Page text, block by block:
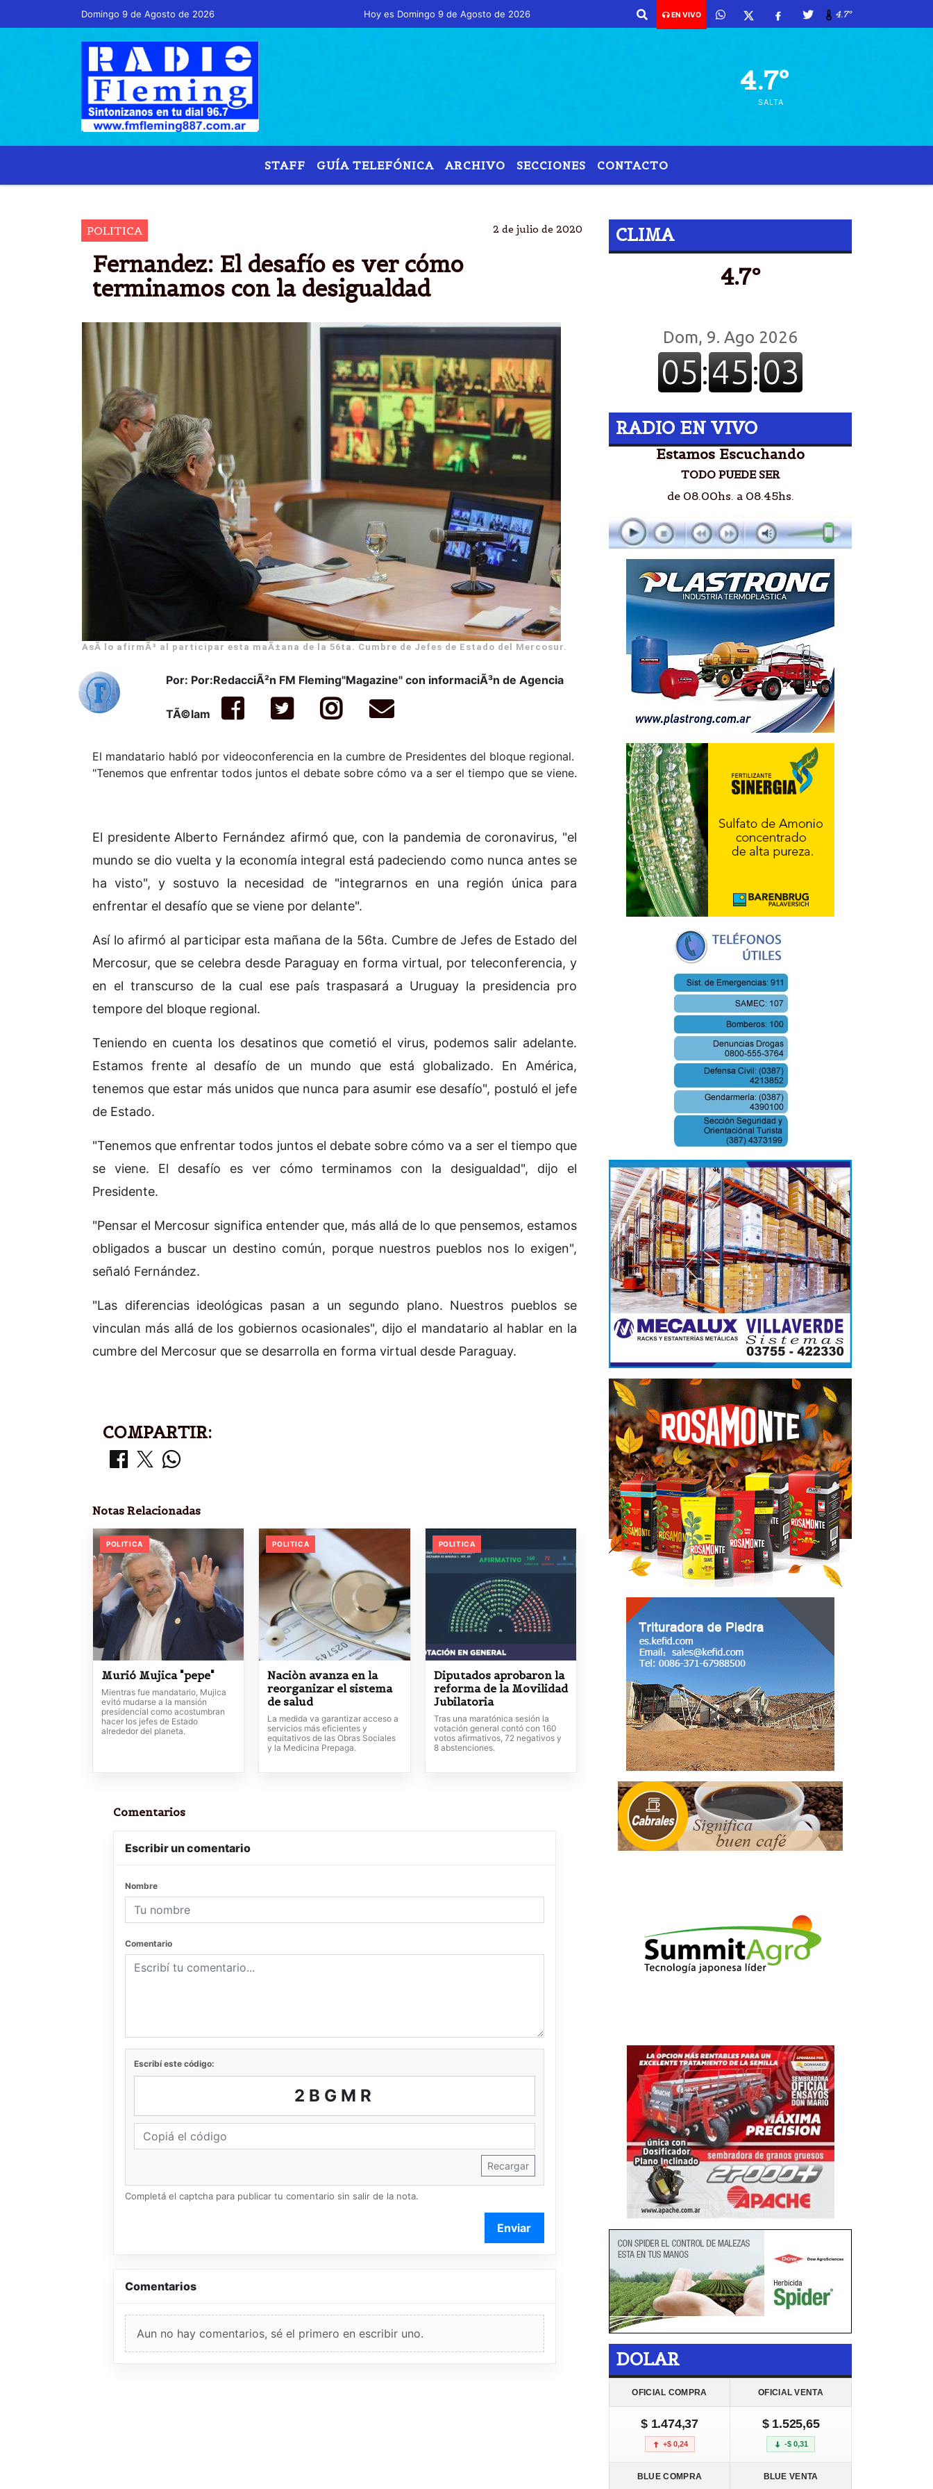
Domingo 9 de Agosto de 2026 Hoy es Domingo 9 de Agosto de 2026 y son las 08:44 - EN VIVO 4.7º
4.7º
SALTA
STAFF GUÍA TELEFÓNICA ARCHIVO SECCIONES CONTACTO
POLITICA 2 de julio de 2020
Fernandez: El desafío es ver cómo
terminamos con la desigualdad
AsÃ­ lo afirmÃ³ al participar esta maÃ±ana de la 56ta. Cumbre de Jefes de Estado del Mercosur.
Por: Por:RedacciÃ²n FM Fleming"Magazine" con informaciÃ³n de Agencia
TÃ©lam
El mandatario habló por videoconferencia en la cumbre de Presidentes del bloque regional.
"Tenemos que enfrentar todos juntos el debate sobre cómo va a ser el tiempo que se viene.
El presidente Alberto Fernández afirmó que, con la pandemia de coronavirus, "el
mundo se dio vuelta y la economía integral está padeciendo como nunca antes se
ha visto", y sostuvo la necesidad de "integrarnos en una región única para
enfrentar el desafío que se viene por delante".
Así lo afirmó al participar esta mañana de la 56ta. Cumbre de Jefes de Estado del
Mercosur, que se celebra desde Paraguay en forma virtual, por teleconferencia, y
en el transcurso de la cual ese país traspasará a Uruguay la presidencia pro
tempore del bloque regional.
Teniendo en cuenta los desatinos que cometió el virus, podemos salir adelante.
Estamos frente al desafío de un mundo que está globalizado. En América,
tenemos que estar más unidos que nunca para asumir ese desafío", postuló el jefe
de Estado.
"Tenemos que enfrentar todos juntos el debate sobre cómo va a ser el tiempo que
se viene. El desafío es ver cómo terminamos con la desigualdad", dijo el
Presidente.
"Pensar el Mercosur significa entender que, más allá de lo que pensemos, estamos
obligados a buscar un destino común, porque nuestros pueblos nos lo exigen",
señaló Fernández.
"Las diferencias ideológicas pasan a un segundo plano. Nuestros pueblos se
vinculan más allá de los gobiernos ocasionales", dijo el mandatario al hablar en la
cumbre del Mercosur que se desarrolla en forma virtual desde Paraguay.
COMPARTIR:
Notas Relacionadas
POLITICA
Murió Mujica "pepe"
Mientras fue mandatario, Mujica
evitó mudarse a la mansión
presidencial como acostumbran
hacer los jefes de Estado
alrededor del planeta.
POLITICA
Naciòn avanza en la
reorganizar el sistema
de salud
La medida va garantizar acceso a
servicios más eficientes y
equitativos de las Obras Sociales
y la Medicina Prepaga.
POLITICA
Diputados aprobaron la
reforma de la Movilidad
Jubilatoria
Tras una maratónica sesión la
votación general contó con 160
votos afirmativos, 72 negativos y
8 abstenciones.
Comentarios
Escribir un comentario
Nombre
Comentario
Escribí este código:
2BGMR
Recargar
Completá el captcha para publicar tu comentario sin salir de la nota.
Enviar
Comentarios
Aun no hay comentarios, sé el primero en escribir uno.
CLIMA
4.7º
RADIO EN VIVO
Estamos Escuchando
TODO PUEDE SER
de 08.00hs. a 08.45hs.
DOLAR
OFICIAL COMPRA OFICIAL VENTA
$ 1.474,37
+$ 0,24
$ 1.525,65
-$ 0,31
BLUE COMPRA BLUE VENTA